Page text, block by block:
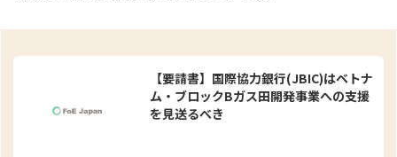
【要請書】国際協力銀行(JBIC)はベトナ
ム・ブロックBガス田開発事業への支援
を見送るべき